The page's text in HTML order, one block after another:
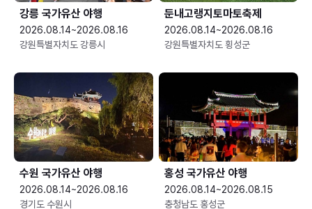
강릉 국가유산 야행
2026.08.14~2026.08.16
강원특별자치도 강릉시
둔내고랭지토마토축제
2026.08.14~2026.08.16
강원특별자치도 횡성군
수원 국가유산 야행
2026.08.14~2026.08.16
경기도 수원시
홍성 국가유산 야행
2026.08.14~2026.08.15
충청남도 홍성군